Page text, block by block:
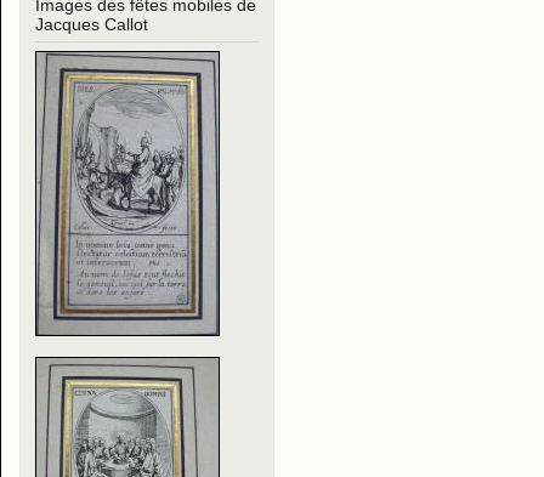
Images des fêtes mobiles de
Jacques Callot